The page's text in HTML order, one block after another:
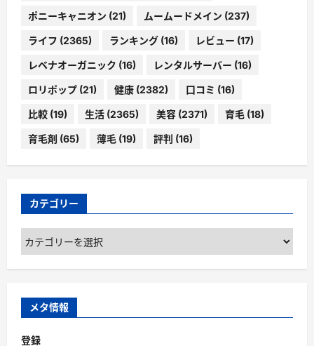
ポニーキャニオン (21) ムームードメイン (237)
ライフ (2365) ランキング (16) レビュー (17)
レベナオーガニック (16) レンタルサーバー (16)
ロリポップ (21) 健康 (2382) 口コミ (16)
比較 (19) 生活 (2365) 美容 (2371) 育毛 (18)
育毛剤 (65) 薄毛 (19) 評判 (16)
カテゴリー
カ
テ
ゴ
ー
メタ情報
登録